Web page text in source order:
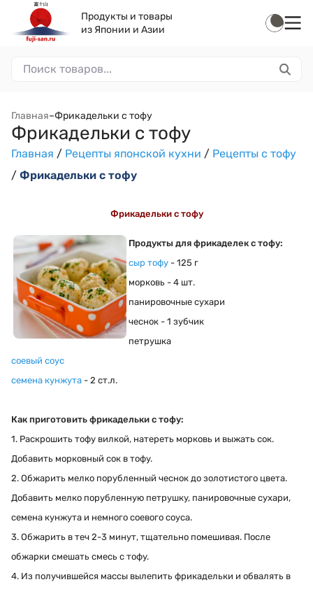
Продукты и товары
из Японии и Азии
Главная–Фрикадельки с тофу
Фрикадельки с тофу
Главная / Рецепты японской кухни / Рецепты с тофу
/ Фрикадельки с тофу
Фрикадельки с тофу
Продукты для фрикаделек с тофу:
сыр тофу - 125 г
морковь - 4 шт.
панировочные сухари
чеснок - 1 зубчик
петрушка
соевый соус
семена кунжута - 2 ст.л.
Как приготовить фрикадельки с тофу:
1. Раскрошить тофу вилкой, натереть морковь и выжать сок.
Добавить морковный сок в тофу.
2. Обжарить мелко порубленный чеснок до золотистого цвета.
Добавить мелко порубленную петрушку, панировочные сухари,
семена кунжута и немного соевого соуса.
3. Обжарить в теч 2-3 минут, тщательно помешивая. После
обжарки смешать смесь с тофу.
4. Из получившейся массы вылепить фрикадельки и обвалять в